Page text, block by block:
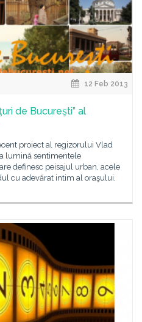
12 Feb 2013
de Bucureşti” al
proiect al regizorului Vlad
lumină sentimentele
definesc peisajul urban, acele
cu adevărat intim al oraşului,